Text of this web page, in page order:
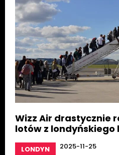
Wizz Air drastycznie
lotów z londyńskiego
LONDYN 2025-11-25